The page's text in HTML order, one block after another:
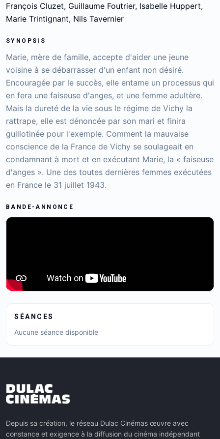
SÉANCES
Aucune séance disponible
François Cluzet, Guillaume Foutrier, Isabelle Huppert,
Marie Trintignant, Nils Tavernier
SYNOPSIS
Marie, mère de famille, accepte d'aider une jeune
voisine à se débarrasser d'un enfant non désiré.
Encouragée par le succès, elle entame un processus qui
en fera une faiseuse d'anges, et une femme adultère.
Mais la dureté de la vie sous le régime de Vichy la
rattrape, elle est dénoncée par son mari et finira
guillotinée pour l'exemple. Comment la mauvaise
conscience de la France de Vichy se soulageait en
condamnant à mort et en exécutant Marie, la « faiseuse
d'anges ». Une des toutes dernières femmes exécutées
en France le 31 juillet 1943.
BANDE-ANNONCE
Depuis sa création, le réseau Dulac Cinémas œuvre avec
constance et exigence à la diffusion du cinéma indépendant